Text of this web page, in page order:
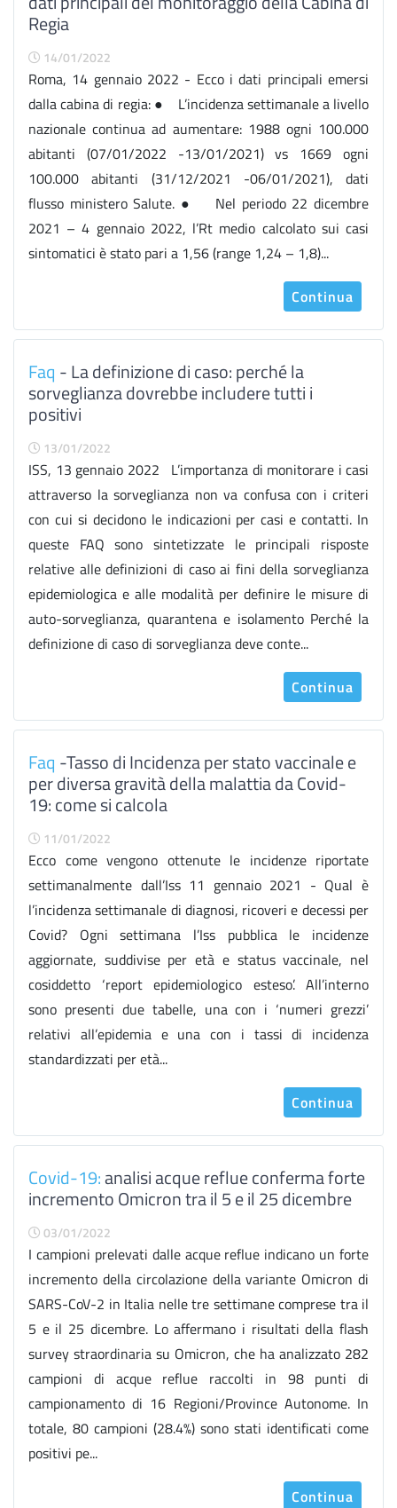
Regia
14/01/2022
Roma, 14 gennaio 2022 - Ecco i dati principali emersi
dalla cabina di regia: ● L’incidenza settimanale a livello
nazionale continua ad aumentare: 1988 ogni 100.000
abitanti (07/01/2022 -13/01/2021) vs 1669 ogni
100.000 abitanti (31/12/2021 -06/01/2021), dati
flusso ministero Salute. ● Nel periodo 22 dicembre
2021 – 4 gennaio 2022, l’Rt medio calcolato sui casi
sintomatici è stato pari a 1,56 (range 1,24 – 1,8)...
Continua
Faq - La definizione di caso: perché la
sorveglianza dovrebbe includere tutti i
positivi
13/01/2022
ISS, 13 gennaio 2022 L’importanza di monitorare i casi
attraverso la sorveglianza non va confusa con i criteri
con cui si decidono le indicazioni per casi e contatti. In
queste FAQ sono sintetizzate le principali risposte
relative alle definizioni di caso ai fini della sorveglianza
epidemiologica e alle modalità per definire le misure di
auto-sorveglianza, quarantena e isolamento Perché la
definizione di caso di sorveglianza deve conte...
Continua
Faq -Tasso di Incidenza per stato vaccinale e
per diversa gravità della malattia da Covid-
19: come si calcola
11/01/2022
Ecco come vengono ottenute le incidenze riportate
settimanalmente dall’Iss 11 gennaio 2021 - Qual è
l’incidenza settimanale di diagnosi, ricoveri e decessi per
Covid? Ogni settimana l’Iss pubblica le incidenze
aggiornate, suddivise per età e status vaccinale, nel
cosiddetto ‘report epidemiologico esteso’. All’interno
sono presenti due tabelle, una con i ‘numeri grezzi’
relativi all’epidemia e una con i tassi di incidenza
standardizzati per età...
Continua
Covid-19:analisi acque reflue conferma forte
incremento Omicron tra il 5 e il 25 dicembre
03/01/2022
I campioni prelevati dalle acque reflue indicano un forte
incremento della circolazione della variante Omicron di
SARS-CoV-2 in Italia nelle tre settimane comprese tra il
5 e il 25 dicembre. Lo affermano i risultati della flash
survey straordinaria su Omicron, che ha analizzato 282
campioni di acque reflue raccolti in 98 punti di
campionamento di 16 Regioni/Province Autonome. In
totale, 80 campioni (28.4%) sono stati identificati come
positivi pe...
Continua